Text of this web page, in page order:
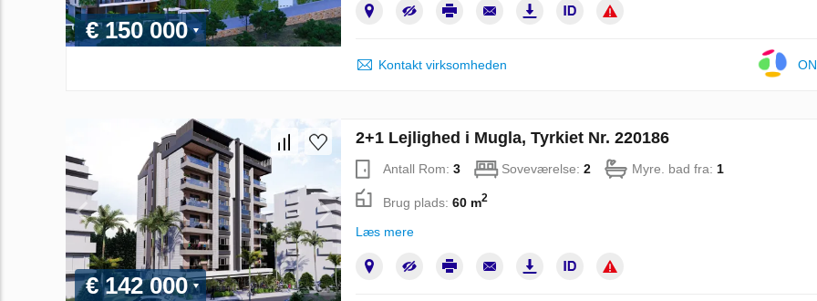
€ 150 000
Kontakt virksomheden
€ 142 000
2+1 Lejlighed i Mugla, Tyrkiet Nr. 220186
Antall Rom: 3 Soveværelse: 2 Myre. bad fra: 1
Brug plads: 60 m2
Læs mere